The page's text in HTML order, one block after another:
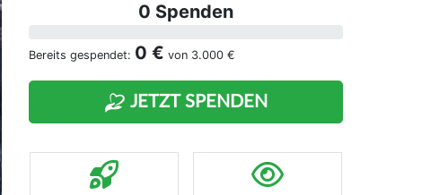
0 Spenden
Bereits gespendet: 0 € von 3.000 €
JETZT SPENDEN